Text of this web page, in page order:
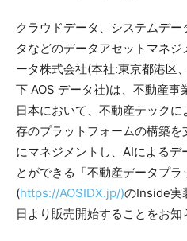
クラウドデータ、システムデ
タなどのデータアセットマネ
ータ株式会社(本社:東京都港区
下 AOS データ社)は、不動産事
日本において、不動産テック
存のプラットフォームの構築
にマネジメントし、AIによるデ
とができる「不動産データプラ
(https://AOSIDX.jp/)のInside実
日より販売開始することをお知